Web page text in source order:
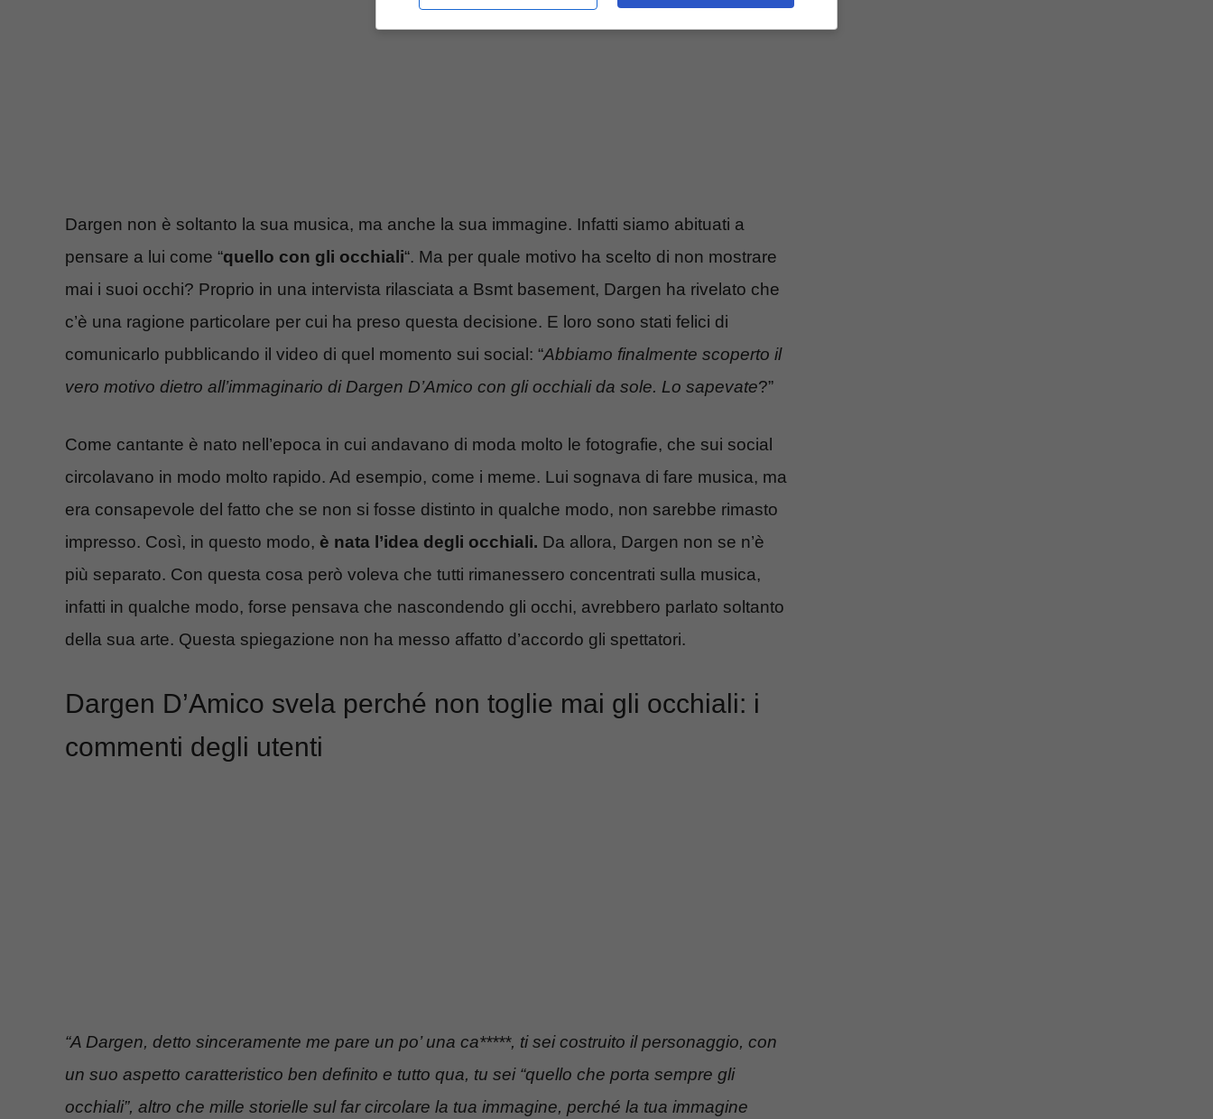
Dargen non è soltanto la sua musica, ma anche la sua immagine. Infatti siamo abituati a
pensare a lui come “quello con gli occhiali“. Ma per quale motivo ha scelto di non mostrare
mai i suoi occhi? Proprio in una intervista rilasciata a Bsmt basement, Dargen ha rivelato che
c’è una ragione particolare per cui ha preso questa decisione. E loro sono stati felici di
comunicarlo pubblicando il video di quel momento sui social: “Abbiamo finalmente scoperto il
vero motivo dietro all’immaginario di Dargen D’Amico con gli occhiali da sole. Lo sapevate?”
Come cantante è nato nell’epoca in cui andavano di moda molto le fotografie, che sui social
circolavano in modo molto rapido. Ad esempio, come i meme. Lui sognava di fare musica, ma
era consapevole del fatto che se non si fosse distinto in qualche modo, non sarebbe rimasto
impresso. Così, in questo modo, è nata l’idea degli occhiali. Da allora, Dargen non se n’è
più separato. Con questa cosa però voleva che tutti rimanessero concentrati sulla musica,
infatti in qualche modo, forse pensava che nascondendo gli occhi, avrebbero parlato soltanto
della sua arte. Questa spiegazione non ha messo affatto d’accordo gli spettatori.
Dargen D’Amico svela perché non toglie mai gli occhiali: i
commenti degli utenti
“A Dargen, detto sinceramente me pare un po’ una ca*****, ti sei costruito il personaggio, con
un suo aspetto caratteristico ben definito e tutto qua, tu sei “quello che porta sempre gli
occhiali”, altro che mille storielle sul far circolare la tua immagine, perché la tua immagine